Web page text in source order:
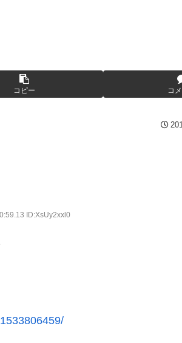
人物との打ち合わせを自白していた
る
坂本スラーと総力戦に突入！！！
真撮られて会社クビになった
なんてデマ！50分いたぞ😡」 →しかし事実上
コピー コ
ID:XsUy2xxl0